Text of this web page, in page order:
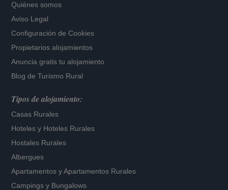
Quiénes somos
Aviso Legal
Configuración de Cookies
Propietarios alojamientos
Anuncia gratis tu alojamiento
Blog de Turismo Rural
Tipos de alojamiento:
Casas Rurales
Hoteles y Hoteles Rurales
Hostales Rurales
Albergues
Apartamentos yApartamentos Rurales
Campings y Bungalows